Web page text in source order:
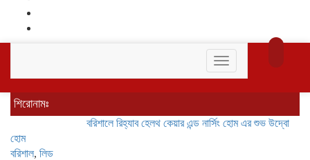
Toggle
navigation
শিরোনামঃ
বরিশালে রিহ্যাব হেলথ কেয়ার এন্ড নার্সিং হোম এর শুভ উদ্বোধন
হোম
বরিশাল, লিড